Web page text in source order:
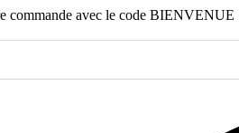
commande avec le code